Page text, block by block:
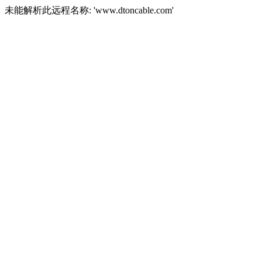
未能解析此远程名称: 'www.dtoncable.com'